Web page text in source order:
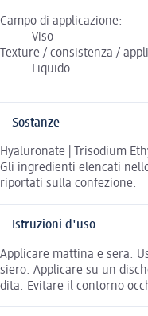
Campo di applicazione:
Viso
Texture / consistenza /
Liquido
Sostanze
Hyaluronate | Trisodium
Gli ingredienti elencati
riportati sulla confezione.
Istruzioni d'uso
Applicare mattina e sera.
siero. Applicare su un
dita. Evitare il contorno